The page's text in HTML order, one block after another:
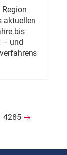
Region
aktuellen
bis
– und
4285